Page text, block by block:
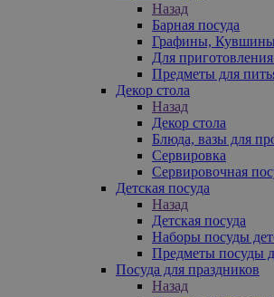
Назад
Барная посуда
Графины,
Для
Предметы для
Декор стола
Назад
Декор стола
Блюда, вазы для
Сервировка
Сервировочная
Детская посуда
Назад
Детская посуда
Наборы посуды
Предметы посуды
Посуда для праздников
Назад